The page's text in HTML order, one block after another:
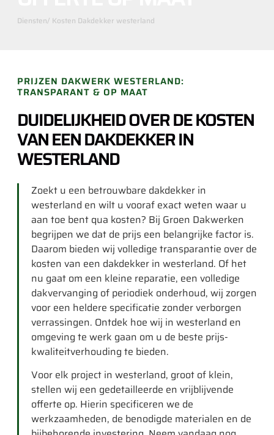
Diensten/ Kosten Dakdekker westerland
PRIJZEN DAKWERK WESTERLAND:
TRANSPARANT & OP MAAT
DUIDELIJKHEID OVER DE KOSTEN
VAN EEN DAKDEKKER IN
WESTERLAND
Zoekt u een betrouwbare dakdekker in
westerland en wilt u vooraf exact weten waar u
aan toe bent qua kosten? Bij Groen Dakwerken
begrijpen we dat de prijs een belangrijke factor is.
Daarom bieden wij volledige transparantie over de
kosten van een dakdekker in westerland. Of het
nu gaat om een kleine reparatie, een volledige
dakvervanging of periodiek onderhoud, wij zorgen
voor een heldere specificatie zonder verborgen
verrassingen. Ontdek hoe wij in westerland en
omgeving te werk gaan om u de beste prijs-
kwaliteitverhouding te bieden.
Voor elk project in westerland, groot of klein,
stellen wij een gedetailleerde en vrijblijvende
offerte op. Hierin specificeren we de
werkzaamheden, de benodigde materialen en de